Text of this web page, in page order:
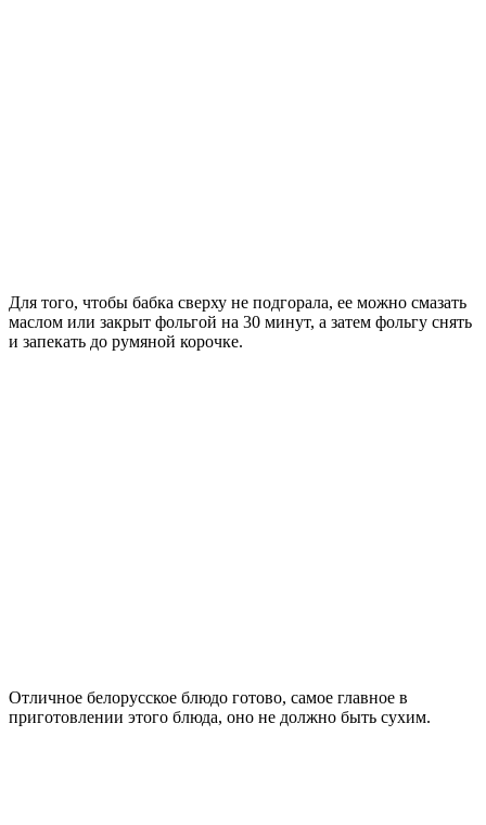
Для того, чтобы бабка сверху не подгорала, ее можно смазать
маслом или закрыт фольгой на 30 минут, а затем фольгу снять
и запекать до румяной корочке.
Отличное белорусское блюдо готово, самое главное в
приготовлении этого блюда, оно не должно быть сухим.